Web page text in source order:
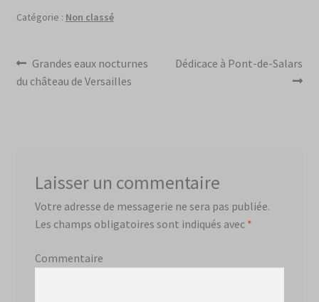
Catégorie : Non classé
Navigation
de
Article
précédent :
Grandes eaux nocturnes
du château de Versailles
Article
Dédicace à Pont-de-Salars
Laisser un commentaire
Votre adresse de messagerie ne sera pas publiée.
Les champs obligatoires sont indiqués avec *
Commentaire